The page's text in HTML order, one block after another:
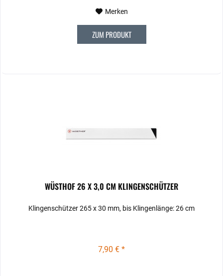
Merken
ZUM PRODUKT
WÜSTHOF 26 X 3,0 CM KLINGENSCHÜTZER
Klingenschützer 265 x 30 mm, bis Klingenlänge: 26 cm
7,90 € *